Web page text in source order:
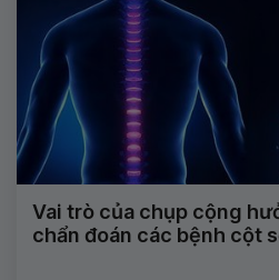
Vai trò của chụp cộng
chẩn đoán các bệnh cột